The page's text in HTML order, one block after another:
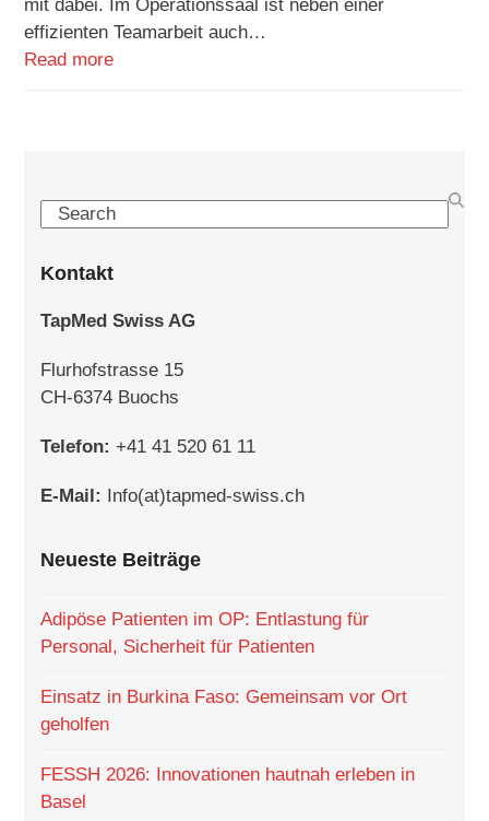
mit dabei. Im Operationssaal ist neben einer
effizienten Teamarbeit auch…
Read more
Search
Kontakt
TapMed Swiss AG
Flurhofstrasse 15
CH-6374 Buochs
Telefon: +41 41 520 61 11
E-Mail: Info(at)tapmed-swiss.ch
Neueste Beiträge
Adipöse Patienten im OP: Entlastung für
Personal, Sicherheit für Patienten
Einsatz in Burkina Faso: Gemeinsam vor Ort
geholfen
FESSH 2026: Innovationen hautnah erleben in
Basel